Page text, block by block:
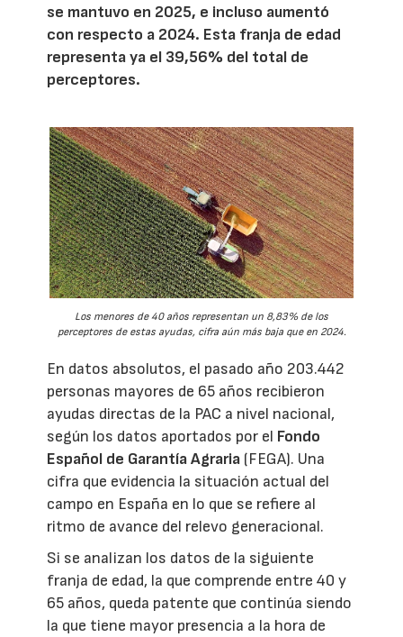
se mantuvo en 2025, e incluso aumentó
con respecto a 2024. Esta franja de edad
representa ya el 39,56% del total de
perceptores.
Los menores de 40 años representan un 8,83% de los
perceptores de estas ayudas, cifra aún más baja que en 2024.
En datos absolutos, el pasado año 203.442
personas mayores de 65 años recibieron
ayudas directas de la PAC a nivel nacional,
según los datos aportados por el Fondo
Español de Garantía Agraria (FEGA). Una
cifra que evidencia la situación actual del
campo en España en lo que se refiere al
ritmo de avance del relevo generacional.
Si se analizan los datos de la siguiente
franja de edad, la que comprende entre 40 y
65 años, queda patente que continúa siendo
la que tiene mayor presencia a la hora de